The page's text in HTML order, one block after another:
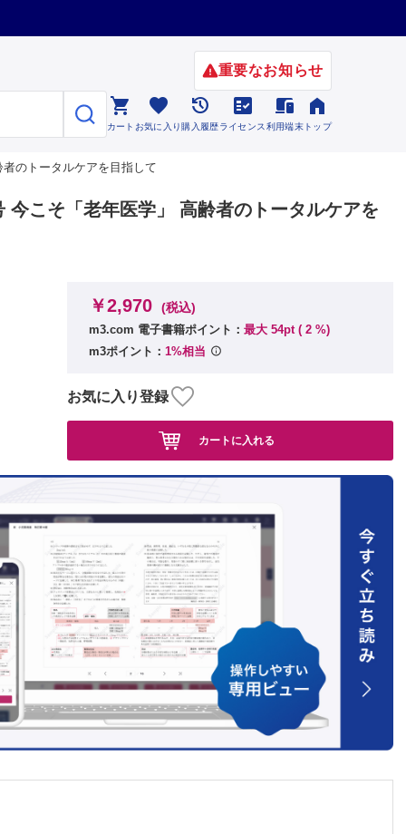
重要なお知らせ

カート

お気に入り

購入履歴

ライセンス

利用端末

トップ
のトータルケアを目指して
こそ「老年医学」 高齢者のトータルケアを
群
義浩
￥2,970 (税込)
m3.com 電子書籍ポイント： 最大 54pt ( 2 %)
m3ポイント： 1%相当
お気に入り登録
カートに入れる